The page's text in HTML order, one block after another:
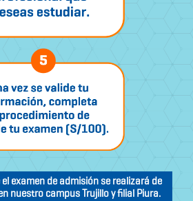
el examen de admisión se realizará de
nuestro campus Trujillo y filial Piura.